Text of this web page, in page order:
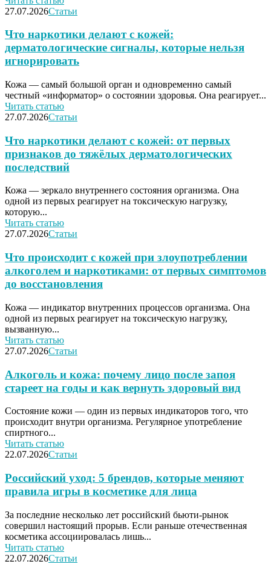
27.07.2026Статьи
Что наркотики делают с кожей:
дерматологические сигналы, которые нельзя
игнорировать
Кожа — самый большой орган и одновременно самый
честный «информатор» о состоянии здоровья. Она реагирует...
Читать статью
27.07.2026Статьи
Что наркотики делают с кожей: от первых
признаков до тяжёлых дерматологических
последствий
Кожа — зеркало внутреннего состояния организма. Она
одной из первых реагирует на токсическую нагрузку,
которую...
Читать статью
27.07.2026Статьи
Что происходит с кожей при злоупотреблении
алкоголем и наркотиками: от первых симптомов
до восстановления
Кожа — индикатор внутренних процессов организма. Она
одной из первых реагирует на токсическую нагрузку,
вызванную...
Читать статью
27.07.2026Статьи
Алкоголь и кожа: почему лицо после запоя
стареет на годы и как вернуть здоровый вид
Состояние кожи — один из первых индикаторов того, что
происходит внутри организма. Регулярное употребление
спиртного...
Читать статью
22.07.2026Статьи
Российский уход: 5 брендов, которые меняют
правила игры в косметике для лица
За последние несколько лет российский бьюти-рынок
совершил настоящий прорыв. Если раньше отечественная
косметика ассоциировалась лишь...
Читать статью
22.07.2026Статьи